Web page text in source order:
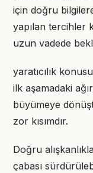
için doğru
yapılan tercihler
uzun vadede
yaratıcılık
ilk aşamadaki
büyümeye
zor kısımdır.
Doğru
çabası